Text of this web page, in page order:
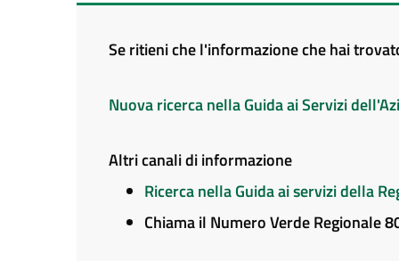
Se ritieni che l'informazione che hai
Nuova ricerca nella Guida ai Servizi
Altri canali di informazione
Ricerca nella Guida ai servizi della
Chiama il Numero Verde Regionale